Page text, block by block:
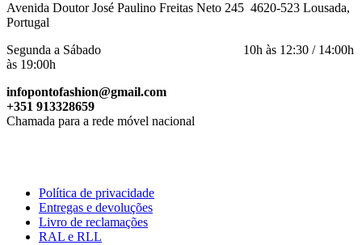
Avenida Doutor José Paulino Freitas Neto 245 4620-523 Lousada,
Portugal
Segunda a Sábado 10h às 12:30 / 14:00h
às 19:00h
infopontofashion@gmail.com
+351 913328659
Chamada para a rede móvel nacional
Política de privacidade
Entregas e devoluções
Livro de reclamações
RAL e RLL